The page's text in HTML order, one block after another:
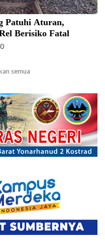
Patuhi Aturan,
Berisiko Fatal
semua